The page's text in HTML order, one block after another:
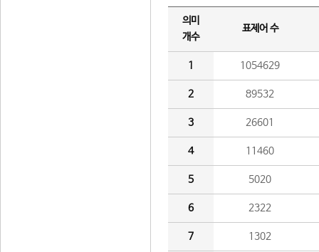
의미
개수
표제어 수
1 1054629
2 89532
3 26601
4 11460
5 5020
6 2322
7 1302